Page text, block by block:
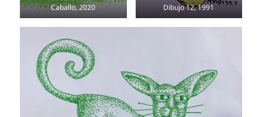
Caballo, 2020 Dibujo 12, 1991